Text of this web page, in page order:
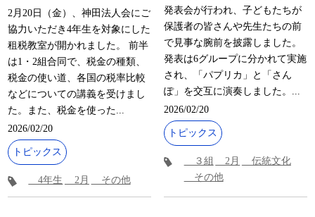
2月20日（金）、神田法人会にご
協力いただき4年生を対象にした
租税教室が開かれました。 前半
は1・2組合同で、税金の種類、
税金の使い道、各国の税率比較
などについての講義を受けまし
た。また、税金を使った...
2026/02/20
トピックス
4年生 2月 その他
発表会が行われ、子どもたちが
保護者の皆さんや先生たちの前
で見事な腕前を披露しました。
発表は6グループに分かれて実施
され、「パプリカ」と「さん
ぽ」を交互に演奏しました。...
2026/02/20
トピックス
３組 2月
伝統文化
その他